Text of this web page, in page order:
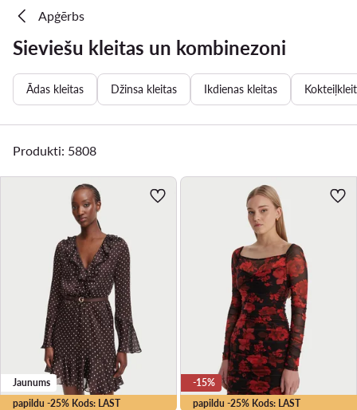
Apģērbs
Sieviešu kleitas un kombinezoni
Ādas kleitas Džinsa kleitas Ikdienas kleitas
Produkti: 5808
papildu -25% Kods: LAST
Jaunums
papildu -25% Kods: LAST
-15%